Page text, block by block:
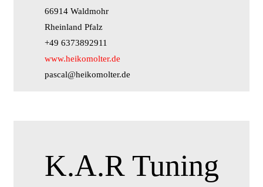
66914 Waldmohr
Rheinland Pfalz
+49 6373892911
www.heikomolter.de
pascal@heikomolter.de
K.A.R Tuning